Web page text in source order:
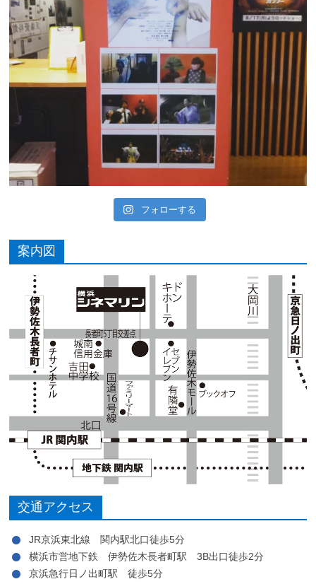
フォローする
案内図
交通アクセス
JR京浜東北線 関内駅北口徒歩5分
横浜市営地下鉄 伊勢佐木長者町駅 3B出口徒歩2分
京浜急行日ノ出町駅 徒歩5分